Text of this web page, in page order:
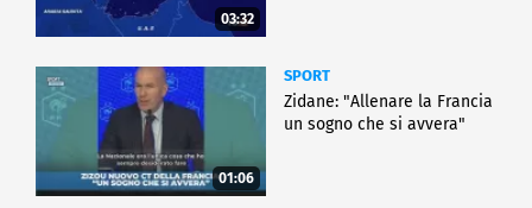
03:32
01:06
SPORT
Zidane: "Allenare la Francia
un sogno che si avvera"